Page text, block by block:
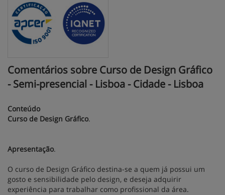
Comentários sobre Curso de Design Gráfico
- Semi-presencial - Lisboa - Cidade - Lisboa
Conteúdo
Curso de Design Gráfico.
Apresentação.
O curso de Design Gráfico destina-se a quem já possui um
gosto e sensibilidade pelo design, e deseja adquirir
experiência para trabalhar como profissional da área.